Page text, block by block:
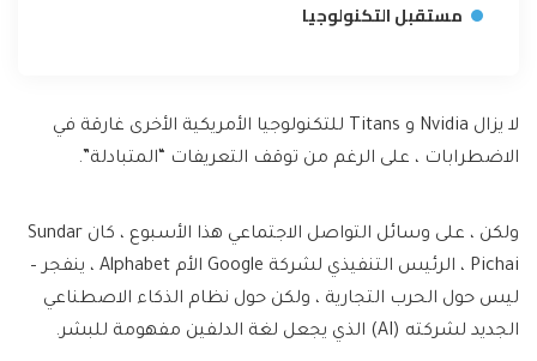
مستقبل التكنولوجيا
لا يزال Nvidia و Titans للتكنولوجيا الأمريكية الأخرى غارقة في
الاضطرابات ، على الرغم من توقف التعريفات “المتبادلة”.
ولكن ، على وسائل التواصل الاجتماعي هذا الأسبوع ، كان Sundar
Pichai ، الرئيس التنفيذي لشركة Google الأم Alphabet ، ينفجر –
ليس حول الحرب التجارية ، ولكن حول نظام الذكاء الاصطناعي
الجديد لشركته (AI) الذي يجعل لغة الدلفين مفهومة للبشر.